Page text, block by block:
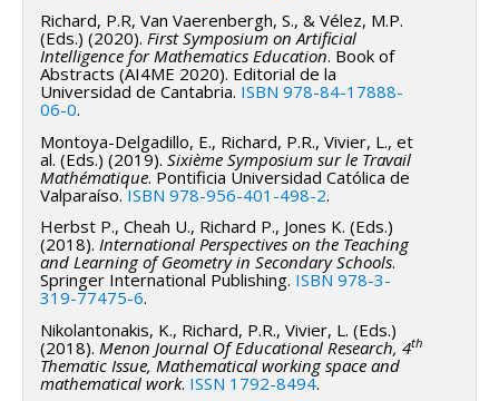
langagières, instrumentales et épistémiques.
Ce programme s’inscrit dans la didactique des
mathématiques et prolonge les apports de la théorie
des situations didactiques, de la théorie
anthropologique du didactique et de la Théorie des
Espaces de Travail Mathématique (ThETM).
Objet scientifique
Le programme étudie la transformation du travail
mathématique lorsque celui-ci se déploie dans des
milieux instrumentés par des systèmes d’intelligence
artificielle.
L’activité mathématique est ainsi envisagée comme
Richard, P.R, Van Vaerenbergh, S., & Vélez, M.P.
(Eds.) (2020). First Symposium on Artificial
Intelligence for Mathematics Education. Book of
Abstracts (AI4ME 2020). Editorial de la
Universidad de Cantabria. ISBN 978-84-17888-
06-0.
Montoya-Delgadillo, E., Richard, P.R., Vivier, L., et
al. (Eds.) (2019). Sixième Symposium sur le Travail
Mathématique. Pontificia Universidad Católica de
Valparaíso.ISBN 978-956-401-498-2.
Herbst P., Cheah U., Richard P., Jones K. (Eds.)
(2018). International Perspectives on the Teaching
and Learning of Geometry in Secondary Schools.
Springer International Publishing. ISBN 978-3-
319-77475-6.
Nikolantonakis, K., Richard, P.R., Vivier, L. (Eds.)
(2018). Menon Journal Of Educational Research, 4th
Thematic Issue, Mathematical working space and
mathematical work. ISSN 1792-8494.